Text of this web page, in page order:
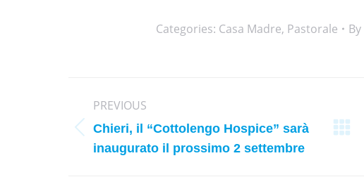
Categories: Casa Madre, Pastorale By
navigation
PREVIOUS
Previous
post:
Chieri, il “Cottolengo Hospice” sarà
inaugurato il prossimo 2 settembre